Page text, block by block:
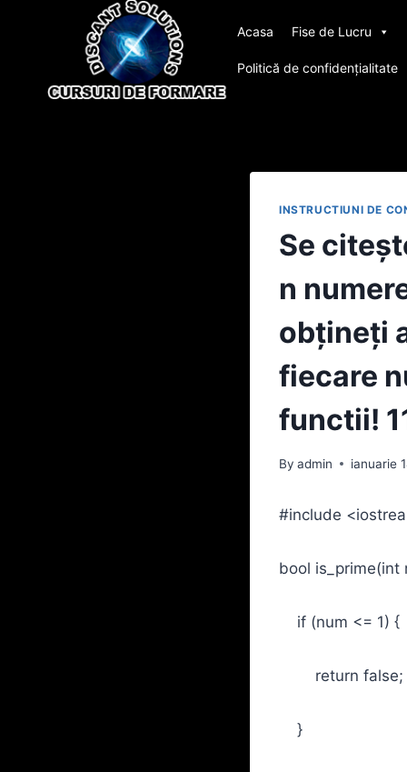
Acasa Fise de Lucru
Politică de confidențialitate
INSTRUCTIUNI DE
Se
n
obţineţi
fiecare
functii!
By admin ianuarie
#include
bool is_prime(int
if (num <= 1) {
return false;
}